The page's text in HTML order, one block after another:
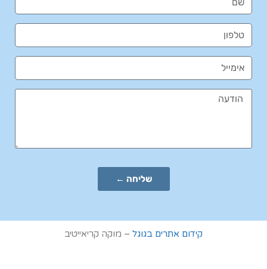
שליחה ←
קידום אתרים בגוגל – מוקה קריאייטיב